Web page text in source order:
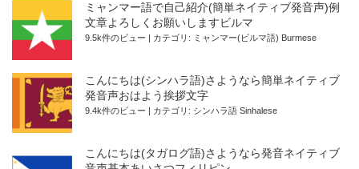
ミャンマー語で自己紹介(簡単ネイティブ発音声)例
文章よろしくお願いしますビルマ
9.5k件のビュー カテゴリ: ミャンマー(ビルマ語) Burmese
こんにちは(シンハラ語)さようなら簡単ネイティブ
発音声おはよう挨拶文字
9.4k件のビュー カテゴリ: シンハラ語 Sinhalese
こんにちは(タガログ語)さようなら発音ネイティブ